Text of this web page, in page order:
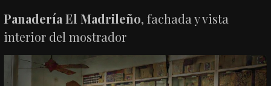
Panadería El Madrileño, fachada y vista
interior del mostrador